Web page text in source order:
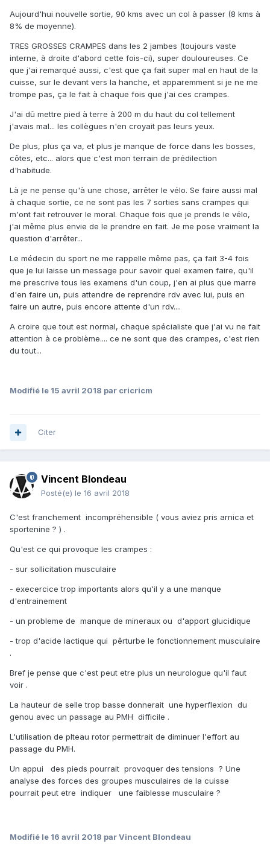
Aujourd'hui nouvelle sortie, 90 kms avec un col à passer (8 kms à
8% de moyenne).
TRES GROSSES CRAMPES dans les 2 jambes (toujours vaste
interne, à droite d'abord cette fois-ci), super douloureuses. Ce
que j'ai remarqué aussi, c'est que ça fait super mal en haut de la
cuisse, sur le devant vers la hanche, et apparemment si je ne me
trompe pas, ça le fait à chaque fois que j'ai ces crampes.
J'ai dû mettre pied à terre à 200 m du haut du col tellement
j'avais mal... les collègues n'en croyait pas leurs yeux.
De plus, plus ça va, et plus je manque de force dans les bosses,
côtes, etc... alors que c'est mon terrain de prédilection
d'habitude.
Là je ne pense qu'à une chose, arrêter le vélo. Se faire aussi mal
à chaque sortie, ce ne sont pas les 7 sorties sans crampes qui
m'ont fait retrouver le moral. Chaque fois que je prends le vélo,
j'ai même plus envie de le prendre en fait. Je me pose vraiment la
question d'arrêter...
Le médecin du sport ne me rappelle même pas, ça fait 3-4 fois
que je lui laisse un message pour savoir quel examen faire, qu'il
me prescrive tous les examens d'un coup, j'en ai plus que marre
d'en faire un, puis attendre de reprendre rdv avec lui, puis en
faire un autre, puis encore attente d'un rdv....
A croire que tout est normal, chaque spécialiste que j'ai vu ne fait
attention à ce problème.... ce ne sont que des crampes, c'est rien
du tout...
Modifié le 15 avril 2018 par cricricm
Citer
Vincent Blondeau
Posté(e) le 16 avril 2018
C'est franchement incompréhensible ( vous aviez pris arnica et
sportenine ? ) .
Qu'est ce qui provoque les crampes :
- sur sollicitation musculaire
- execercice trop importants alors qu'il y a une manque
d'entrainement
- un probleme de manque de mineraux ou d'apport glucidique
- trop d'acide lactique qui pêrturbe le fonctionnement musculaire
.
Bref je pense que c'est peut etre plus un neurologue qu'il faut
voir .
La hauteur de selle trop basse donnerait une hyperflexion du
genou avec un passage au PMH difficile .
L'utilisation de plteau rotor permettrait de diminuer l'effort au
passage du PMH.
Un appui des pieds pourrait provoquer des tensions ? Une
analyse des forces des groupes musculaires de la cuisse
pourrait peut etre indiquer une faiblesse musculaire ?
Modifié le 16 avril 2018 par Vincent Blondeau